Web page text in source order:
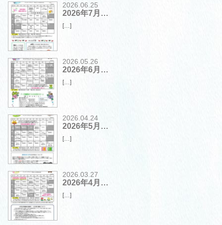
2026.06.25
2026年7月…
[…]
2026.05.26
2026年6月…
[…]
2026.04.24
2026年5月…
[…]
2026.03.27
2026年4月…
[…]